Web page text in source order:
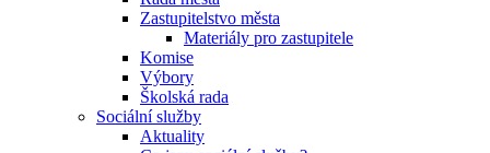
Zastupitelstvo města
Materiály pro zastupitele
Komise
Výbory
Školská rada
Sociální služby
Aktuality